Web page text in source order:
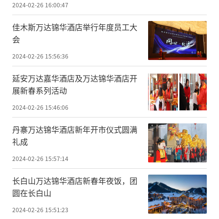
2024-02-26 16:00:47
佳木斯万达锦华酒店举行年度员工大
会
2024-02-26 15:56:36
延安万达嘉华酒店及万达锦华酒店开
展新春系列活动
2024-02-26 15:46:06
丹寨万达锦华酒店新年开市仪式圆满
礼成
2024-02-26 15:57:14
长白山万达锦华酒店新春年夜饭，团
圆在长白山
2024-02-26 15:51:23